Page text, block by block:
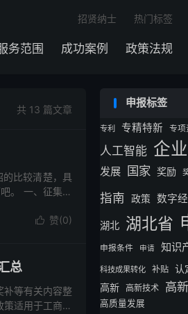
务范围 成功案例 政策法规
招贤纳士 热门标签
共 13 篇文章
比较清楚，具
。 一、征集方
 赞(0)
总
等有关内容整
适用于工商注
申报标签
专利 专精特新 专项
人工智能 企业
发展 国家 奖励
指南 政策 数字
湖北 湖北省
申报条件 申请 知识
科技成果转化 补贴 认
高新 高新技术 高
高质量发展